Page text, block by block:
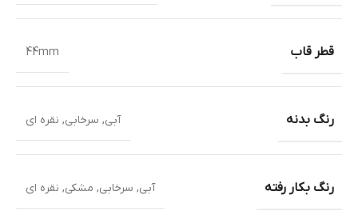
قطر قاب 44mm
رنگ بدنه آبی, سرخابی, نقره ای
رنگ بکار رفته آبی, سرخابی, مشکی, نقره ای